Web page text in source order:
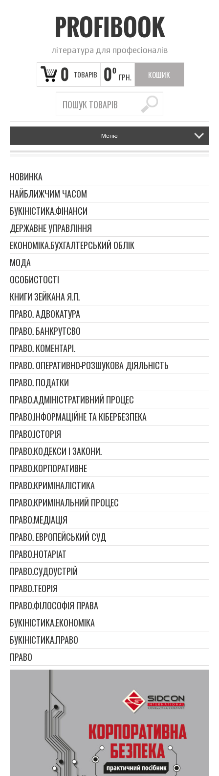
PROFIBOOK
література для професіоналів
0 ТОВАРІВ 00
ГРН. КОШИК
ПОРОЖНІЙ
Меню
НОВИНКА
НАЙБЛИЖЧИМ ЧАСОМ
БУКІНІСТИКА.ФІНАНСИ
ДЕРЖАВНЕ УПРАВЛІННЯ
ЕКОНОМІКА.БУХГАЛТЕРСЬКИЙ ОБЛІК
МОДА
ОСОБИСТОСТІ
КНИГИ ЗЕЙКАНА Я.П.
ПРАВО. АДВОКАТУРА
ПРАВО. БАНКРУТСВО
ПРАВО. КОМЕНТАРІ.
ПРАВО. ОПЕРАТИВНО-РОЗШУКОВА ДІЯЛЬНІСТЬ
ПРАВО. ПОДАТКИ
ПРАВО.АДМІНІСТРАТИВНИЙ ПРОЦЕС
ПРАВО.ІНФОРМАЦІЙНЕ ТА КІБЕРБЕЗПЕКА
ПРАВО.ІСТОРІЯ
ПРАВО.КОДЕКСИ І ЗАКОНИ.
ПРАВО.КОРПОРАТИВНЕ
ПРАВО.КРИМІНАЛІСТИКА
ПРАВО.КРИМІНАЛЬНИЙ ПРОЦЕС
ПРАВО.МЕДІАЦІЯ
ПРАВО. ЕВРОПЕЙСЬКИЙ СУД
ПРАВО.НОТАРІАТ
ПРАВО.СУДОУСТРІЙ
ПРАВО.ТЕОРІЯ
ПРАВО.ФІЛОСОФІЯ ПРАВА
БУКІНІСТИКА.ЕКОНОМІКА
БУКІНІСТИКА.ПРАВО
ПРАВО